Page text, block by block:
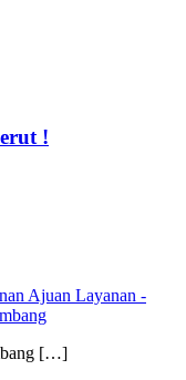
!
Ajuan Layanan -
[…]